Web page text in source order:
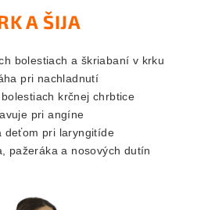
A ŠIJA
bolestiach a škriabaní v krku
pri nachladnutí
krčnej chrbtice
pri angíne
deťom pri laryngitíde
pažeráka a nosových dutín